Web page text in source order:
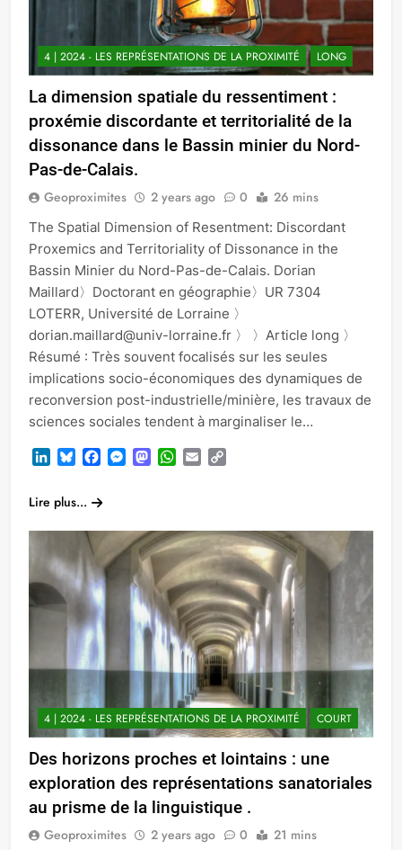
4 | 2024 - LES REPRÉSENTATIONS DE LA PROXIMITÉ LONG
La dimension spatiale du ressentiment :
proxémie discordante et territorialité de la
dissonance dans le Bassin minier du Nord-
Pas-de-Calais.
Geoproximites 2 years ago 0 26 mins
The Spatial Dimension of Resentment: Discordant
Proxemics and Territoriality of Dissonance in the
Bassin Minier du Nord-Pas-de-Calais. Dorian
Maillard〉Doctorant en géographie〉UR 7304
LOTERR, Université de Lorraine 〉
dorian.maillard@univ-lorraine.fr 〉 〉Article long 〉
Résumé : Très souvent focalisés sur les seules
implications socio-économiques des dynamiques de
reconversion post-industrielle/minière, les travaux de
sciences sociales tendent à marginaliser le…
LinkedInBlueskyFacebook
Messenger
Mastodon
WhatsApp
Email
Lire plus...
4 | 2024 - LES REPRÉSENTATIONS DE LA PROXIMITÉ COURT
Des horizons proches et lointains : une
exploration des représentations sanatoriales
au prisme de la linguistique .
Geoproximites 2 years ago 0 21 mins